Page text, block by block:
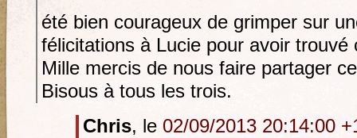
été bien courageux de grimper sur
félicitations à Lucie pour avoir trouvé
Mille mercis de nous faire partager
Bisous à tous les trois.
Chris, le 02/09/2013 20:14:00